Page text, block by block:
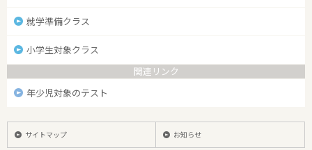
就学準備クラス
小学生対象クラス
関連リンク
年少児対象のテスト
サイトマップ お知らせ